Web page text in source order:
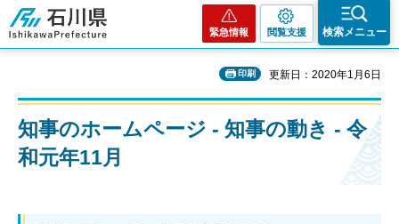
石川県
緊急情報 閲覧支援 検索メニュー
印刷 更新日：2020年1月6日
知事のホームページ - 知事の動き - 令
和元年11月